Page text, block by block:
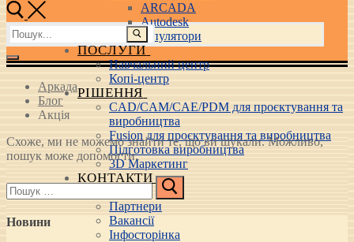
ARCADA
Autodesk
3D маніпулятори
ПОСЛУГИ
Навчальний центр
Копі-центр
РІШЕННЯ
CAD/CAM/CAE/PDM для проєктування та
виробництва
Fusion для проєктування та виробництва
Підготовка виробництва
3D Маркетинг
КОНТАКТИ
Партнери
Вакансії
Інфосторінка
Пошук:
Аркада
Блог
Акція
Схоже, ми не можемо знайти те, що ви шукали. Можливо,
пошук може допомогти.
Пошук:
Новини